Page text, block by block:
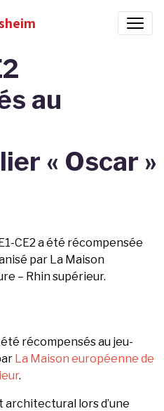
au
« Oscar »
CE2 a été récompensée
par La Maison
– Rhin supérieur.
récompensés au jeu-
La Maison européenne de
.
lors d’une